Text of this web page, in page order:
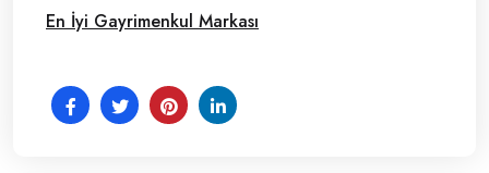
En İyi Gayrimenkul Markası